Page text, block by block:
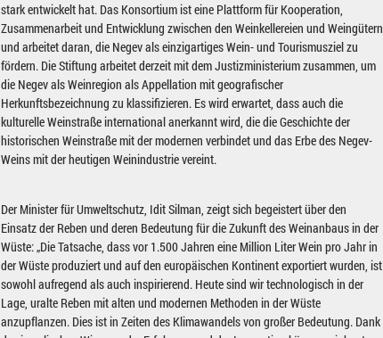
stark entwickelt hat. Das Konsortium ist eine Plattform für Kooperation,
Zusammenarbeit und Entwicklung zwischen den Weinkellereien und Weingütern
und arbeitet daran, die Negev als einzigartiges Wein- und Tourismusziel zu
fördern. Die Stiftung arbeitet derzeit mit dem Justizministerium zusammen, um
die Negev als Weinregion als Appellation mit geografischer
Herkunftsbezeichnung zu klassifizieren. Es wird erwartet, dass auch die
kulturelle Weinstraße international anerkannt wird, die die Geschichte der
historischen Weinstraße mit der modernen verbindet und das Erbe des Negev-
Weins mit der heutigen Weinindustrie vereint.
Der Minister für Umweltschutz, Idit Silman, zeigt sich begeistert über den
Einsatz der Reben und deren Bedeutung für die Zukunft des Weinanbaus in der
Wüste: „Die Tatsache, dass vor 1.500 Jahren eine Million Liter Wein pro Jahr in
der Wüste produziert und auf den europäischen Kontinent exportiert wurden, ist
sowohl aufregend als auch inspirierend. Heute sind wir technologisch in der
Lage, uralte Reben mit alten und modernen Methoden in der Wüste
anzupflanzen. Dies ist in Zeiten des Klimawandels von großer Bedeutung. Dank